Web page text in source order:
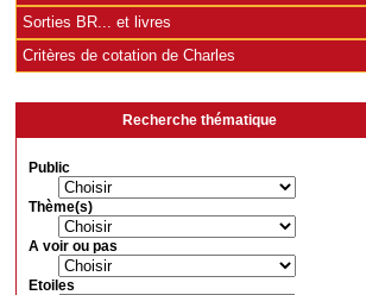
Sorties BR... et livres
Critères de cotation de Charles
Recherche thématique
Public
Thème(s)
A voir ou pas
Etoiles